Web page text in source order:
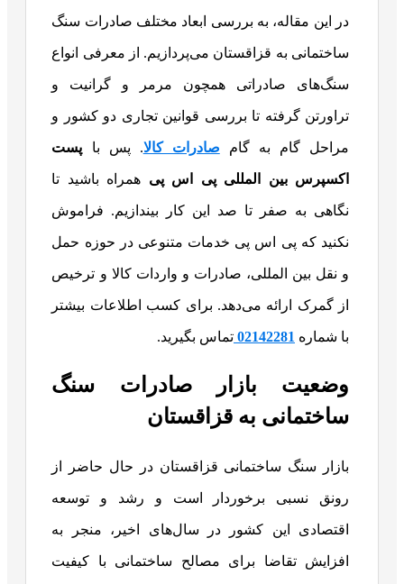
در این مقاله، به بررسی ابعاد مختلف صادرات سنگ
ساختمانی به قزاقستان می‌پردازیم. از معرفی انواع
سنگ‌های صادراتی همچون مرمر و گرانیت و
تراورتن گرفته تا بررسی قوانین تجاری دو کشور و
مراحل گام به گام صادرات کالا. پس با پست
اکسپرس بین المللی پی اس پی همراه باشید تا
نگاهی به صفر تا صد این کار بیندازیم. فراموش
نکنید که پی اس پی خدمات متنوعی در حوزه حمل
و نقل بین المللی، صادرات و واردات کالا و ترخیص
از گمرک ارائه می‌دهد. برای کسب اطلاعات بیشتر
با شماره 02142281 تماس بگیرید.
وضعیت بازار صادرات سنگ
ساختمانی به قزاقستان
بازار سنگ ساختمانی قزاقستان در حال حاضر از
رونق نسبی برخوردار است و رشد و توسعه
اقتصادی این کشور در سال‌های اخیر، منجر به
افزایش تقاضا برای مصالح ساختمانی با کیفیت